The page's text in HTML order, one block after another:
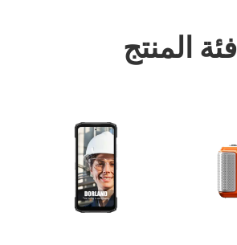
فئة المنتج